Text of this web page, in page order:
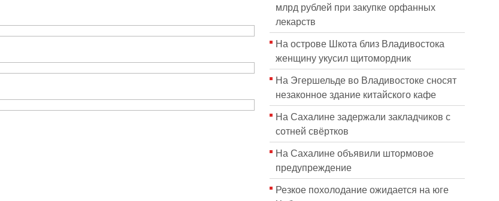
млрд рублей при закупке орфанных
лекарств
На острове Шкота близ Владивостока
женщину укусил щитомордник
На Эгершельде во Владивостоке сносят
незаконное здание китайского кафе
На Сахалине задержали закладчиков с
сотней свёртков
На Сахалине объявили штормовое
предупреждение
Резкое похолодание ожидается на юге